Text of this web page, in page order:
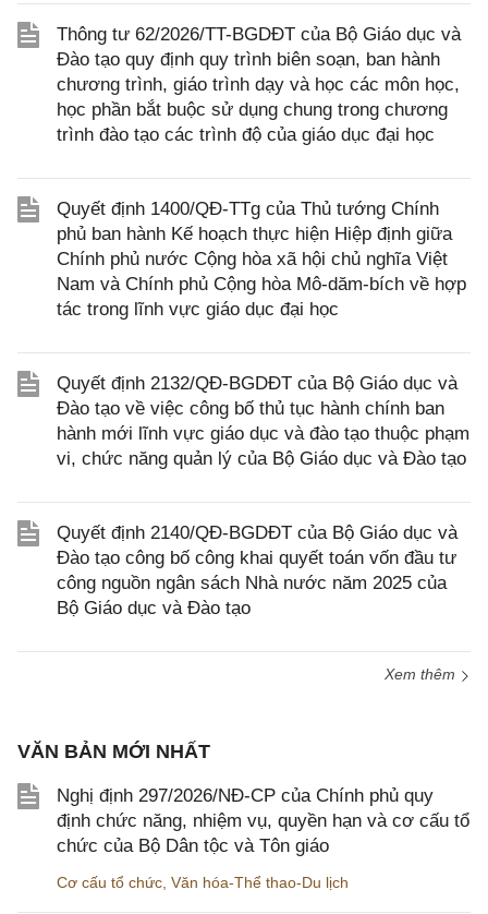
Thông tư 62/2026/TT-BGDĐT của Bộ Giáo dục và
Đào tạo quy định quy trình biên soạn, ban hành
chương trình, giáo trình dạy và học các môn học,
học phần bắt buộc sử dụng chung trong chương
trình đào tạo các trình độ của giáo dục đại học
Quyết định 1400/QĐ-TTg của Thủ tướng Chính
phủ ban hành Kế hoạch thực hiện Hiệp định giữa
Chính phủ nước Cộng hòa xã hội chủ nghĩa Việt
Nam và Chính phủ Cộng hòa Mô-dăm-bích về hợp
tác trong lĩnh vực giáo dục đại học
Quyết định 2132/QĐ-BGDĐT của Bộ Giáo dục và
Đào tạo về việc công bố thủ tục hành chính ban
hành mới lĩnh vực giáo dục và đào tạo thuộc phạm
vi, chức năng quản lý của Bộ Giáo dục và Đào tạo
Quyết định 2140/QĐ-BGDĐT của Bộ Giáo dục và
Đào tạo công bố công khai quyết toán vốn đầu tư
công nguồn ngân sách Nhà nước năm 2025 của
Bộ Giáo dục và Đào tạo
Xem thêm
VĂN BẢN MỚI NHẤT
Nghị định 297/2026/NĐ-CP của Chính phủ quy
định chức năng, nhiệm vụ, quyền hạn và cơ cấu tổ
chức của Bộ Dân tộc và Tôn giáo
Cơ cấu tổ chức, Văn hóa-Thể thao-Du lịch